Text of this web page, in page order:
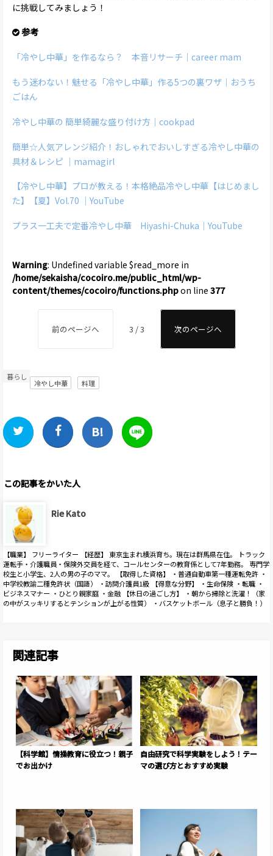
に挑戦してみましょう！
参考
「冷やし中華」を作るなら？ 本音リサーチ｜career mam
もう迷わない！魅せる「冷やし中華」作る5つの裏ワザ｜おうち
ごはん
冷やし中華の 簡単綺麗な盛り付け方｜cookpad
簡単☆人気アレンジ紹介！おしゃれでおいしすぎる冷やし中華の
具材＆レシピ ｜mamagirl
【冷やし中華】プロが教える！本格絶品冷やし中華【はじめまし
た】【夏】Vol.70 ｜YouTube
プラス一工夫で定番冷やし中華 Hiyashi-Chuka｜YouTube
Warning: Undefined variable $read_more in
/home/sekaisha/cocoiro.me/public_html/wp-
content/themes/cocoiro/functions.phpon line 377
前のページへ 3 / 3 次のページへ
暮らし
冷やし中華 料理
この記事をかいた人
Rie Kato
【職業】 フリーライター 【経歴】 東京生まれ横浜育ち。現在は群馬県在住。 トラック
運転手・介護職員・保険外交員を経て、コールセンターの教育係として7年勤務。 専門学
校生と小学生、2人の男の子のママ。 【取得した資格】 ・普通自動車第一種運転免許 ・
中学校教諭二種免許状（国語） ・訪問介護員1級 【得意な分野】 ・生命保険 ・転職 ・
ビジネスマナー ・ひとり親家庭 ・金融 【休日の過ごし方】 ・朝から掃除と洗濯！（家
の中がスッキリするとテンションが上がる性質） ・バスケットボール（息子と勝負！）
関連記事
【科学館】情操教育に役立つ！親子
でお出かけ
自由研究で科学実験をしよう！テー
マの選び方とおすすめ実験